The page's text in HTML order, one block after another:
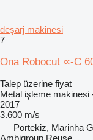
deşarj makinesi
7
Ona Robocut ∝-C
Talep üzerine fiyat
Metal işleme
2017
3.600 m/s
Portekiz, Marinha
Ambigroup Reuse